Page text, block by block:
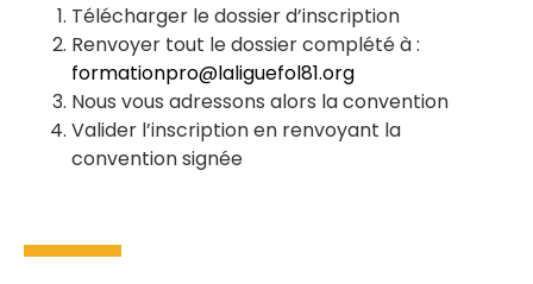
Télécharger le dossier d’inscription
Renvoyer tout le dossier complété à :
formationpro@laliguefol81.org
Nous vous adressons alors la convention
Valider l’inscription en renvoyant la
convention signée